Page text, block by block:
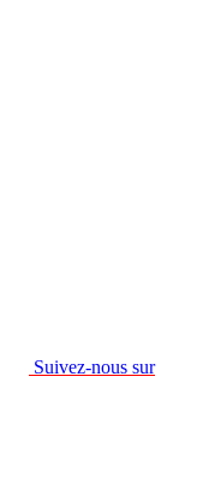
Suivez-nous sur